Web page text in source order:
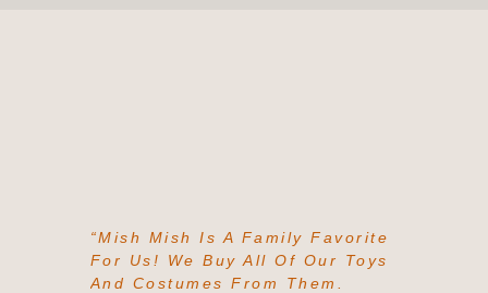
“Mish Mish Is A Family Favorite
For Us! We Buy All Of Our Toys
And Costumes From Them.